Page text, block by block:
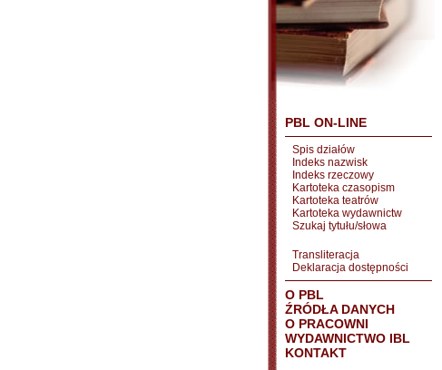
PBL ON-LINE
Spis działów
Indeks nazwisk
Indeks rzeczowy
Kartoteka czasopism
Kartoteka teatrów
Kartoteka wydawnictw
Szukaj tytułu/słowa
Transliteracja
Deklaracja dostępności
O PBL
ŹRÓDŁA DANYCH
O PRACOWNI
WYDAWNICTWO IBL
KONTAKT